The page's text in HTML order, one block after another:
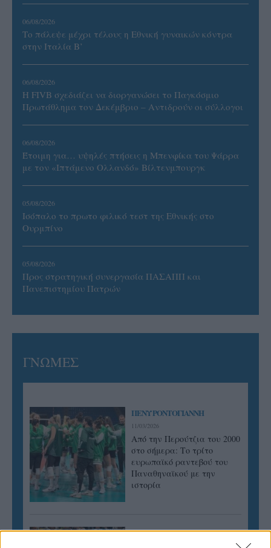
06/08/2026
Το πάλεψε μέχρι τέλους η Εθνική γυναικών κόντρα
στην Ιταλία Β’
06/08/2026
Η FIVB σχεδιάζει να διοργανώσει το Παγκόσμιο
Πρωτάθλημα τον Δεκέμβριο – Αντιδρούν οι σύλλογοι
06/08/2026
Έτοιμη για… υψηλές πτήσεις η Μπενφίκα του Ψάρρα
με τον «Ιπτάμενο Ολλανδό» Βίλτενμπουργκ
05/08/2026
Ισόπαλο το πρωτο φιλικό τεστ της Εθνικής στο
Ουρμπίνο
05/08/2026
Προς στρατηγική συνεργασία ΠΑΣΑΠΠ και
Πανεπιστημίου Πατρών
ΓΝΩΜΕΣ
ΠΕΝΥ ΡΟΝΤΟΓΙΑΝΝΗ
11/03/2026
Από την Περούτζια του 2000
στο σήμερα: Tο τρίτο
ευρωπαϊκό ραντεβού του
Παναθηναϊκού με την
ιστορία
ΗΛΙΑΣ ΠΑΠΑΪΩΑΝΝΟΥ